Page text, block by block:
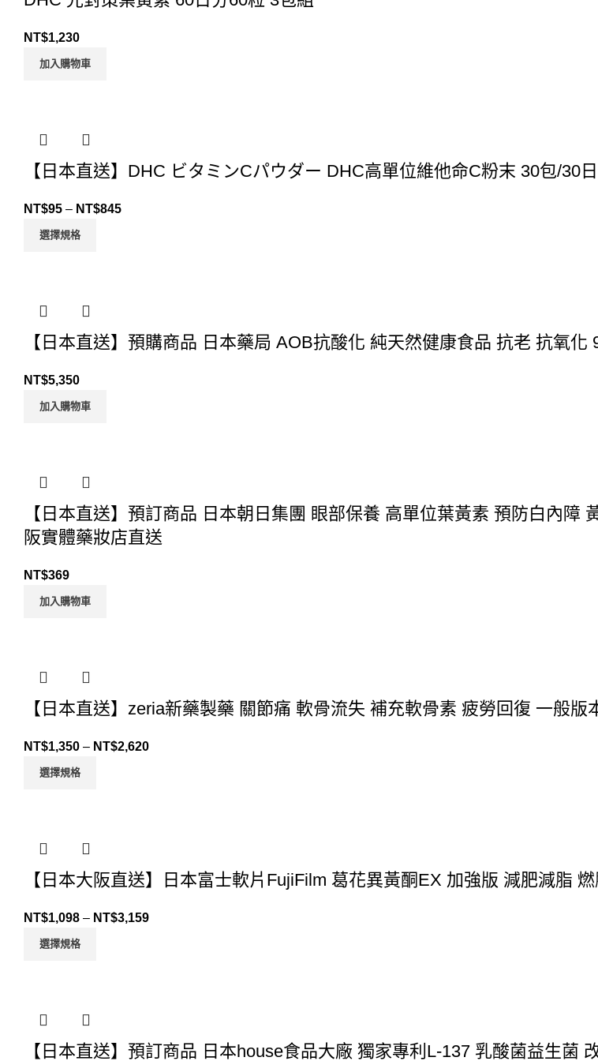
NT$1,230
加入購物車
【日本直送】DHC ビタミンCパウダー DHC高單位維他命C粉末 30包/30
NT$95 – NT$845
選擇規格
【日本直送】預購商品 日本藥局 AOB抗酸化 純天然健康食品 抗老 抗氧
NT$5,350
加入購物車
【日本直送】預訂商品 日本朝日集團 眼部保養 高單位葉黃素 預防白內
阪實體藥妝店直送
NT$369
加入購物車
【日本直送】zeria新藥製藥 關節痛 軟骨流失 補充軟骨素 疲勞回復 一般
NT$1,350 – NT$2,620
選擇規格
【日本大阪直送】日本富士軟片FujiFilm 葛花異黃酮EX 加強版 減肥減脂
NT$1,098 – NT$3,159
選擇規格
【日本直送】預訂商品 日本house食品大廠 獨家專利L-137 乳酸菌益生